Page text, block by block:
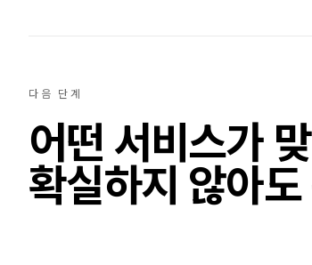
다음 단계
어떤 서비스가
확실하지 않아